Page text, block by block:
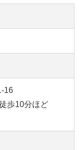
16
歩10分ほど